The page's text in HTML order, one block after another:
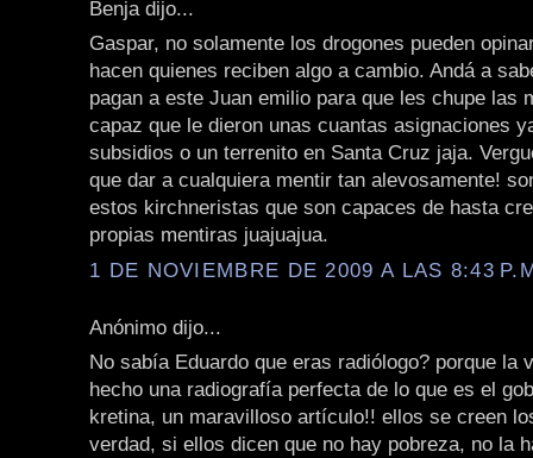
Benja dijo...
Gaspar, no solamente los drogones pueden
hacen quienes reciben algo a cambio. Andá a
pagan a este Juan emilio para que les chupe las
capaz que le dieron unas cuantas asignaciones
subsidios o un terrenito en Santa Cruz jaja.
que dar a cualquiera mentir tan alevosamente!
estos kirchneristas que son capaces de hasta
propias mentiras juajuajua.
1 DE NOVIEMBRE DE 2009 A LAS 8:43
Anónimo dijo...
No sabía Eduardo que eras radiólogo? porque la
hecho una radiografía perfecta de lo que es el
kretina, un maravilloso artículo!! ellos se creen
verdad, si ellos dicen que no hay pobreza, no la